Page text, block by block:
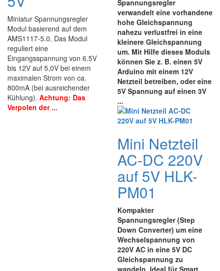
Miniatur Spannungsregler
Modul basierend auf dem
AMS1117-5.0. Das Modul
reguliert eine
Eingangsspannung von 6.5V
bis 12V auf 5,0V bei einem
maximalen Strom von ca.
800mA (bei ausreichender
Kühlung). Achtung: Das
Verpolen der ...
Spannungsregler
verwandelt eine vorhandene
hohe Gleichspannung
nahezu verlustfrei in eine
kleinere Gleichspannung
um. Mit Hilfe dieses Moduls
können Sie z. B. einen 5V
Arduino mit einem 12V
Netzteil betreiben, oder eine
5V Spannung auf einen 3V
...
Mini Netzteil
AC-DC 220V
auf 5V HLK-
PM01
Kompakter
Spannungsregler (Step
Down Converter) um eine
Wechselspannung von
220V AC in eine 5V DC
Gleichspannung zu
wandeln. Ideal für Smart